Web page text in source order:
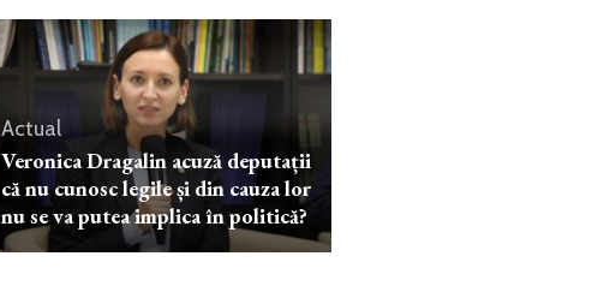
Actual
Veronica Dragalin acuză deputații
că nu cunosc legile și din cauza lor
nu se va putea implica în politică?